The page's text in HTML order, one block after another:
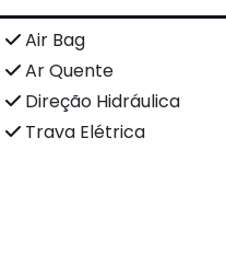
Air Bag
Ar Quente
Direção Hidráulica
Trava Elétrica